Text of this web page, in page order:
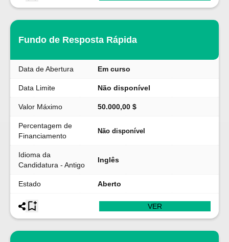
Fundo de Resposta Rápida
Data de Abertura Em curso
Data Limite Não disponível
Valor Máximo 50.000,00 $
Percentagem de
Financiamento
Não disponível
Idioma da
Candidatura - Antigo
Inglês
Estado Aberto
VER